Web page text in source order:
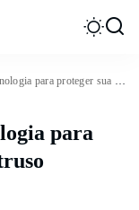
proteger sua casa de um intruso
para